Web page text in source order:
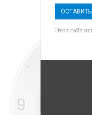
Этот сайт